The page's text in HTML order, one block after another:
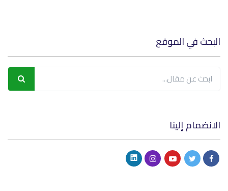
البحث في الموقع
الانضمام إلينا